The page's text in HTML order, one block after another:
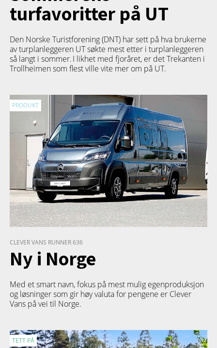
turfavoritter på UT
Den Norske Turistforening (DNT) har sett på hva brukerne
av turplanleggeren UTsøkte mest etter i turplanleggeren
så langt i sommer. I likhet med fjoråret, er det Trekanten i
Trollheimen som flest ville vite mer om på UT.
PRODUKT
CLEVER VANS RUNNER 636
Ny i Norge
Med et smart navn, fokus på mest mulig egenproduksjon
og løsninger som gir høy valuta for pengene er Clever
Vans på vei til Norge.
TETT PÅ